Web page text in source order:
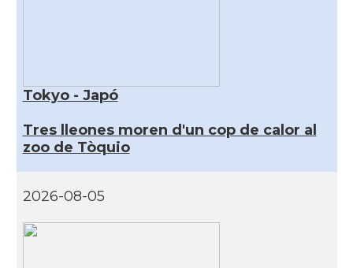
Tokyo - Japó
Tres lleones moren d'un cop de calor al
zoo de Tòquio
2026-08-05